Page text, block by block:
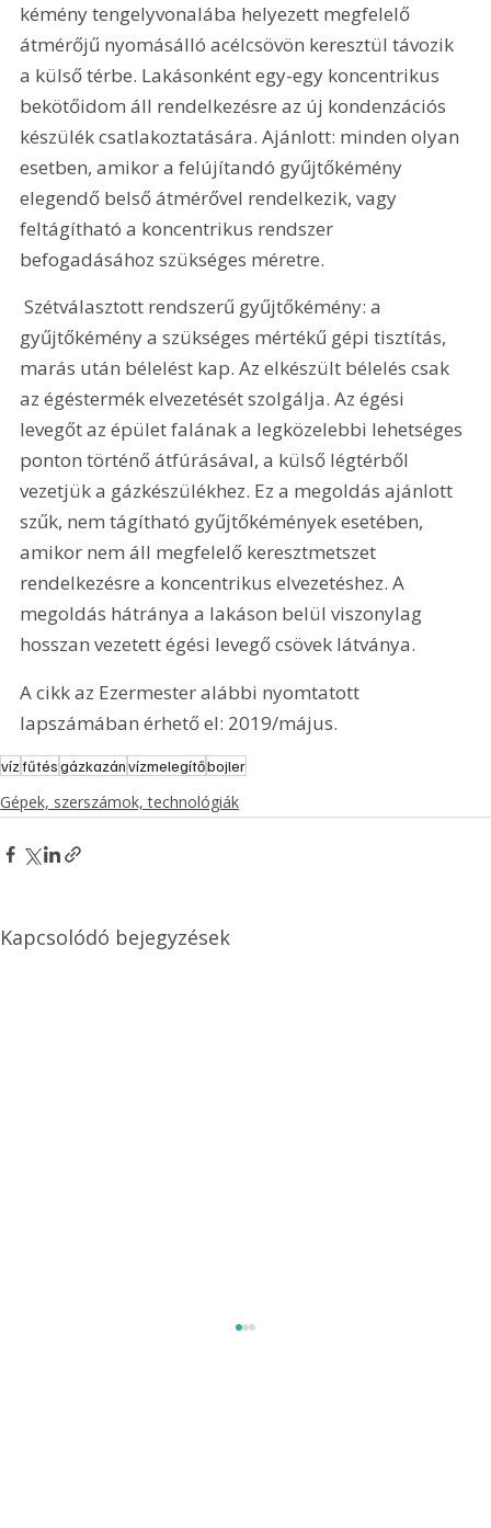
kémény tengelyvonalába helyezett megfelelő
átmérőjű nyomásálló acélcsövön keresztül távozik
a külső térbe. Lakásonként egy-egy koncentrikus
bekötőidom áll rendelkezésre az új kondenzációs
készülék csatlakoztatására. Ajánlott: minden olyan
esetben, amikor a felújítandó gyűjtőkémény
elegendő belső átmérővel rendelkezik, vagy
feltágítható a koncentrikus rendszer
befogadásához szükséges méretre.
Szétválasztott rendszerű gyűjtőkémény: a
gyűjtőkémény a szükséges mértékű gépi tisztítás,
marás után bélelést kap. Az elkészült bélelés csak
az égéstermék elvezetését szolgálja. Az égési
levegőt az épület falának a legközelebbi lehetséges
ponton történő átfúrásával, a külső légtérből
vezetjük a gázkészülékhez. Ez a megoldás ajánlott
szűk, nem tágítható gyűjtőkémények esetében,
amikor nem áll megfelelő keresztmetszet
rendelkezésre a koncentrikus elvezetéshez. A
megoldás hátránya a lakáson belül viszonylag
hosszan vezetett égési levegő csövek látványa.
A cikk az Ezermester alábbi nyomtatott
lapszámában érhető el: 2019/május.
vízfűtésgázkazánvízmelegítőbojler
Gépek, szerszámok, technológiák
Kapcsolódó bejegyzések